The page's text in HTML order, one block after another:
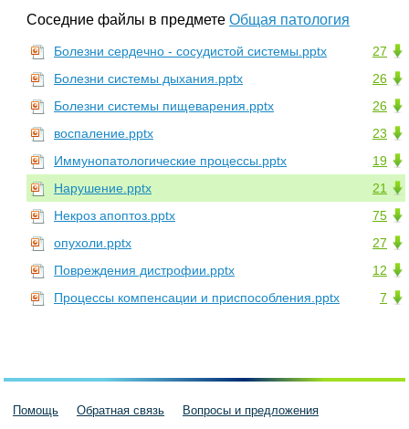
Соседние файлы в предмете Общая патология
27
Болезни сердечно - сосудистой системы.pptx
26
Болезни системы дыхания.pptx
26
Болезни системы пищеварения.pptx
23
воспаление.pptx
19
Иммунопатологические процессы.pptx
21
Нарушение.pptx
75
Некроз апоптоз.pptx
27
опухоли.pptx
12
Повреждения дистрофии.pptx
7
Процессы компенсации и приспособления.pptx
Помощь Обратная связь Вопросы и предложения